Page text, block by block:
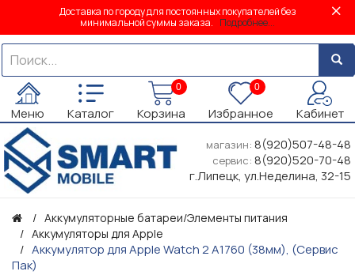
Доставка по городу для постоянных покупателей без
минимальной суммы заказа. Подробнее...
Меню Каталог
0
Корзина
0
Избранное Кабинет
магазин: 8(920)507-48-48
сервис: 8(920)520-70-48
г.Липецк, ул.Неделина, 32-15
Аккумуляторные батареи/Элементы питания
Аккумуляторы для Apple
Аккумулятор для Apple Watch 2 A1760 (38мм), (Сервис
Пак)